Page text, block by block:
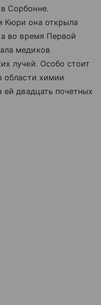
Сорбонне.
Кюри она открыла
во время Первой
медиков
лучей. Особо стоит
области химии
ей двадцать почетных